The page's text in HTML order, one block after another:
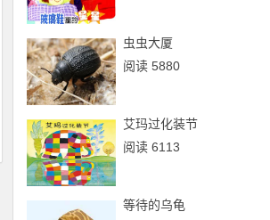
虫虫大厦
阅读 5880
艾玛过化装节
阅读 6113
等待的乌龟